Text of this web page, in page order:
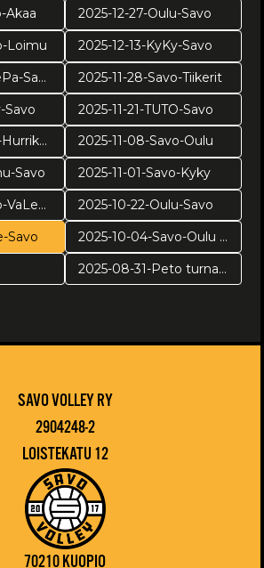
Akaa
2025-12-27-Oulu-Savo
Loimu
2025-12-13-KyKy-Savo
2025-12-10-VaLePa-Savo
2025-11-28-Savo-Tiikerit
Savo
2025-11-21-TUTO-Savo
2025-11-16-Savo-Hurrikaani
2025-11-08-Savo-Oulu
Savo
2025-11-01-Savo-Kyky
2025-10-26-Savo-VaLePa
2025-10-22-Oulu-Savo
Savo
2025-10-04-Savo-Oulu harj
2025-08-31-Peto turnaus
SAVO VOLLEY RY
2904248-2
LOISTEKATU 12
70210 KUOPIO